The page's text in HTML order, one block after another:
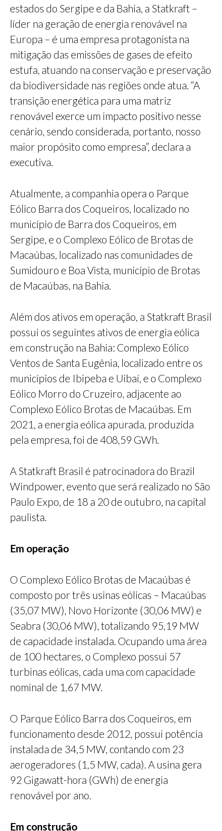
estados do Sergipe e da Bahia, a Statkraft –
líder na geração de energia renovável na
Europa – é uma empresa protagonista na
mitigação das emissões de gases de efeito
estufa, atuando na conservação e preservação
da biodiversidade nas regiões onde atua. “A
transição energética para uma matriz
renovável exerce um impacto positivo nesse
cenário, sendo considerada, portanto, nosso
maior propósito como empresa”, declara a
executiva.
Atualmente, a companhia opera o Parque
Eólico Barra dos Coqueiros, localizado no
município de Barra dos Coqueiros, em
Sergipe, e o Complexo Eólico de Brotas de
Macaúbas, localizado nas comunidades de
Sumidouro e Boa Vista, município de Brotas
de Macaúbas, na Bahia.
Além dos ativos em operação, a Statkraft Brasil
possui os seguintes ativos de energia eólica
em construção na Bahia: Complexo Eólico
Ventos de Santa Eugênia, localizado entre os
municípios de Ibipeba e Uibaí, e o Complexo
Eólico Morro do Cruzeiro, adjacente ao
Complexo Eólico Brotas de Macaúbas. Em
2021, a energia eólica apurada, produzida
pela empresa, foi de 408,59 GWh.
A Statkraft Brasil é patrocinadora do Brazil
Windpower, evento que será realizado no São
Paulo Expo, de 18 a 20 de outubro, na capital
paulista.
Em operação
O Complexo Eólico Brotas de Macaúbas é
composto por três usinas eólicas – Macaúbas
(35,07 MW), Novo Horizonte (30,06 MW) e
Seabra (30,06 MW), totalizando 95,19 MW
de capacidade instalada. Ocupando uma área
de 100 hectares, o Complexo possui 57
turbinas eólicas, cada uma com capacidade
nominal de 1,67 MW.
O Parque Eólico Barra dos Coqueiros, em
funcionamento desde 2012, possui potência
instalada de 34,5 MW, contando com 23
aerogeradores (1,5 MW, cada). A usina gera
92 Gigawatt-hora (GWh) de energia
renovável por ano.
Em construção